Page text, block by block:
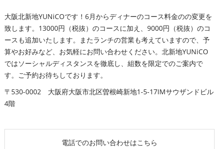
大阪北新地YUNiCOです！6月からディナーのコース料金のの変更を
致します。13000円（税抜）のコースに加え、9000円（税抜）のコ
ースも追加いたします。またランチの営業も考えていますので、予
算やお好みなど、お気軽にお問い合わせください。北新地YUNiCO
ではソーシャルディスタンスを徹底し、組数を限定でのご案内で
す。ご予約お待ちしております。
〒530-0002 大阪府大阪市北区曽根崎新地1-5-17IMサウザンドビル
4階
電話でのお問い合わせはこちら